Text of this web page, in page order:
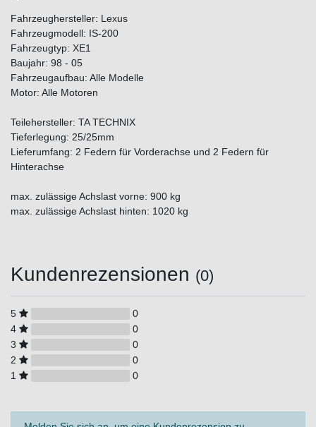
Fahrzeughersteller: Lexus
Fahrzeugmodell: IS-200
Fahrzeugtyp: XE1
Baujahr: 98 - 05
Fahrzeugaufbau: Alle Modelle
Motor: Alle Motoren
Teilehersteller: TA TECHNIX
Tieferlegung: 25/25mm
Lieferumfang: 2 Federn für Vorderachse und 2 Federn für
Hinterachse
max. zulässige Achslast vorne: 900 kg
max. zulässige Achslast hinten: 1020 kg
Kundenrezensionen (0)
5
0
4
0
3
0
2
0
1
0